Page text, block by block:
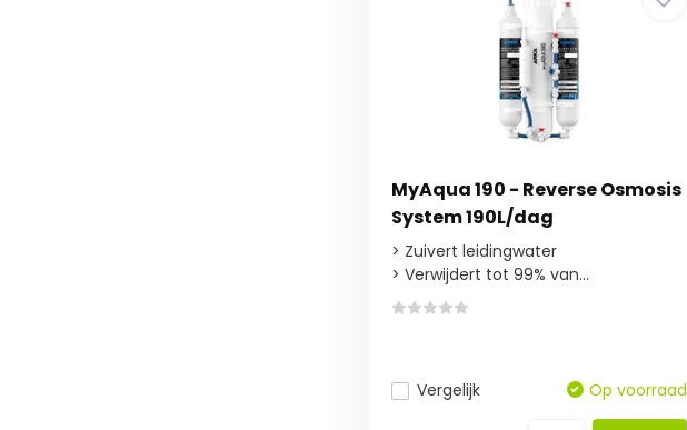
MyAqua 190 - Reverse Osmosis
System 190L/dag
> Zuivert leidingwater
> Verwijdert tot 99% van...
Vergelijk Op voorraad